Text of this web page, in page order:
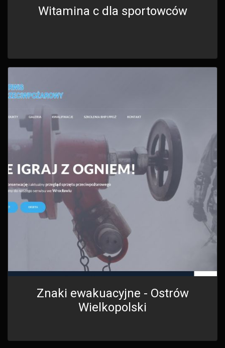
Witamina c dla sportowców
Znaki ewakuacyjne - Ostrów
Wielkopolski